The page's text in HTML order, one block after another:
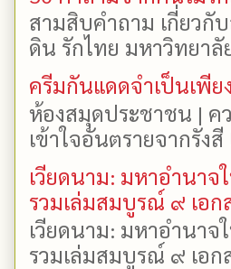
สามสิบคำถาม เกี่ยวกั
ดิน รักไทย มหาวิทยา
ครีมกันแดดจำเป็นเพีย
ห้องสมุดประชาชน | ค
เข้าใจอันตรายจากรังสี
เวียดนาม: มหาอำนา
รวมเล่มสมบูรณ์ ๙ เอก
เวียดนาม: มหาอำนา
รวมเล่มสมบูรณ์ ๙ เอก